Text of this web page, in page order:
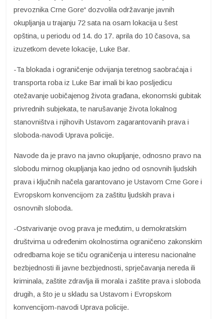
prevoznika Crne Gore“ dozvolila održavanje javnih
okupljanja u trajanju 72 sata na osam lokacija u šest
opština, u periodu od 14. do 17. aprila do 10 časova, sa
izuzetkom devete lokacije, Luke Bar.
-Ta blokada i ograničenje odvijanja teretnog saobraćaja i
transporta roba iz Luke Bar imali bi kao posljedicu
otežavanje uobičajenog života građana, ekonomski gubitak
privrednih subjekata, te narušavanje života lokalnog
stanovništva i njihovih Ustavom zagarantovanih prava i
sloboda-navodi Uprava policije.
Navode da je pravo na javno okupljanje, odnosno pravo na
slobodu mirnog okupljanja kao jedno od osnovnih ljudskih
prava i ključnih načela garantovano je Ustavom Crne Gore i
Evropskom konvencijom za zaštitu ljudskih prava i
osnovnih sloboda.
-Ostvarivanje ovog prava je međutim, u demokratskim
društvima u određenim okolnostima ograničeno zakonskim
odredbama koje se tiču ograničenja u interesu nacionalne
bezbjednosti ili javne bezbjednosti, sprječavanja nereda ili
kriminala, zaštite zdravlja ili morala i zaštite prava i sloboda
drugih, a što je u skladu sa Ustavom i Evropskom
konvencijom-navodi Uprava policije.